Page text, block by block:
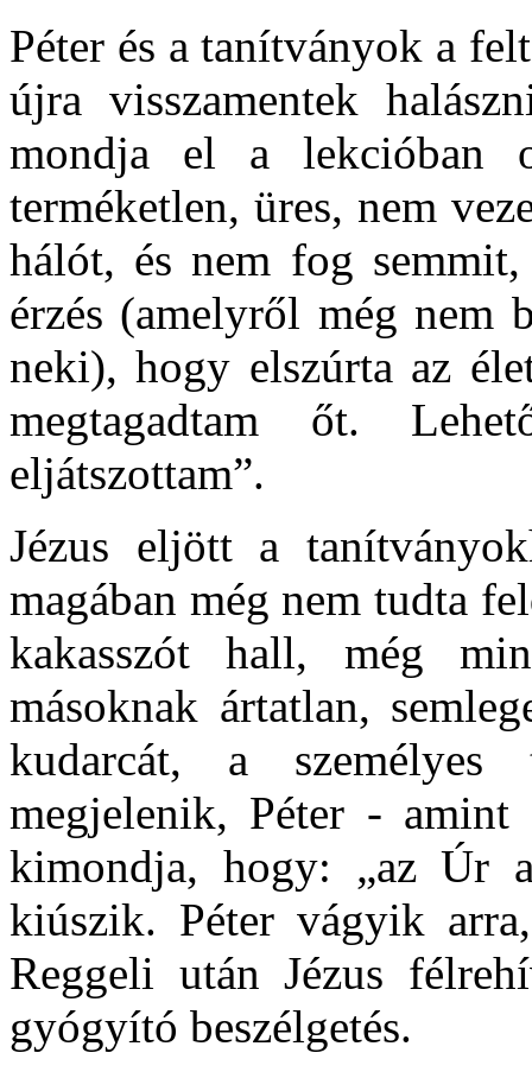
Péter és a tanítványok a
újra visszamentek
mondja el a lekcióban
terméketlen, üres, nem
hálót, és nem fog
érzés (amelyről még nem
neki), hogy elszúrta az
megtagadtam őt.
eljátszottam”.
Jézus eljött a
magában még nem tudta
kakasszót hall, még
másoknak ártatlan,
kudarcát, a
megjelenik, Péter - amint
kimondja, hogy: „az Úr
kiúszik. Péter vágyik
Reggeli után Jézus
gyógyító beszélgetés.